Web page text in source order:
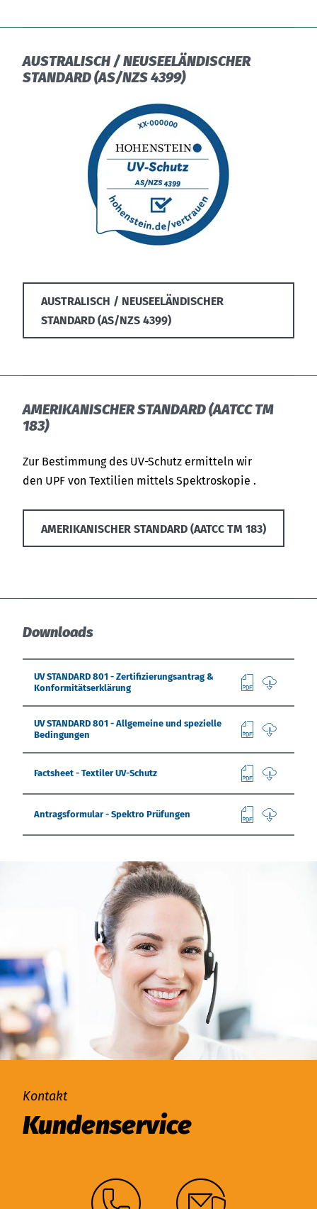
AUSTRALISCH / NEUSEELÄNDISCHER
STANDARD (AS/NZS 4399)
AUSTRALISCH / NEUSEELÄNDISCHER
STANDARD (AS/NZS 4399)
AMERIKANISCHER STANDARD (AATCC TM
183)
Zur Bestimmung des UV-Schutz ermitteln wir
den UPF von Textilien mittels Spektroskopie .
AMERIKANISCHER STANDARD (AATCC TM 183)
Downloads
UV STANDARD 801 - Zertifizierungsantrag &
Konformitätserklärung
UV STANDARD 801 - Allgemeine und spezielle
Bedingungen
Factsheet - Textiler UV-Schutz
Antragsformular - Spektro Prüfungen
Kontakt
Kundenservice